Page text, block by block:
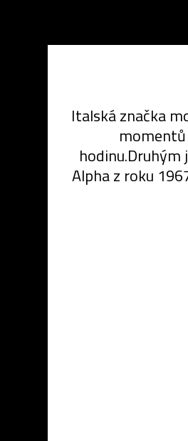
Italská značka
hodinu.Druhým
Alpha z roku